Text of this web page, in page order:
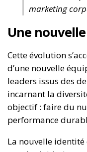
marketing
Une
Cette évolution
d’une nouvelle
leaders issus des
incarnant la
objectif : faire du
performance
La nouvelle